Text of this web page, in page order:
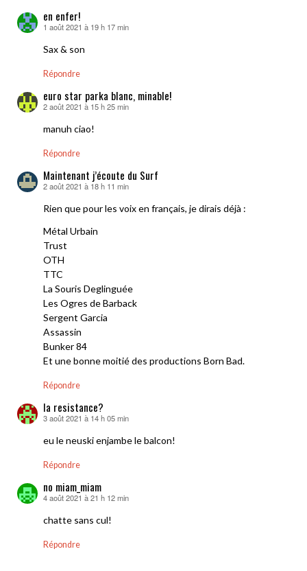
en enfer!
dit :
1 août 2021 à 19 h 17 min
Sax & son
Répondre
euro star parka blanc, minable!
dit :
2 août 2021 à 15 h 25 min
manuh ciao!
Répondre
Maintenant j’écoute du Surf
dit :
2 août 2021 à 18 h 11 min
Rien que pour les voix en français, je dirais déjà :
Métal Urbain
Trust
OTH
TTC
La Souris Deglinguée
Les Ogres de Barback
Sergent Garcia
Assassin
Bunker 84
Et une bonne moitié des productions Born Bad.
Répondre
la resistance?
dit :
3 août 2021 à 14 h 05 min
eu le neuski enjambe le balcon!
Répondre
no miam_miam
dit :
4 août 2021 à 21 h 12 min
chatte sans cul!
Répondre